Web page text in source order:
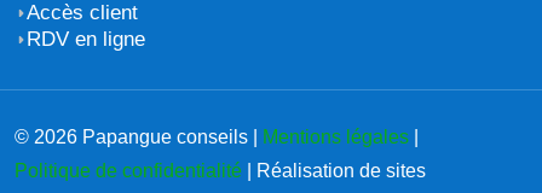
Accès client
RDV en ligne
© 2026 Papangue conseils | Mentions légales
Politique de confidentialité | Réalisation de sites